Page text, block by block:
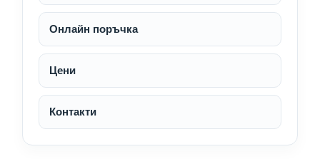
Онлайн поръчка
Цени
Контакти